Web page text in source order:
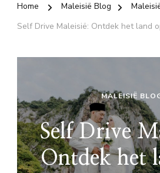
Home Maleisië Blog
Self Drive Maleisië: Ontdek het land
MALEISIË
Self Drive
Ontdek het